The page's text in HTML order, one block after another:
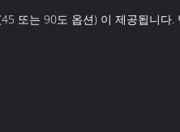
또는 90도 옵션) 이 제공됩니다